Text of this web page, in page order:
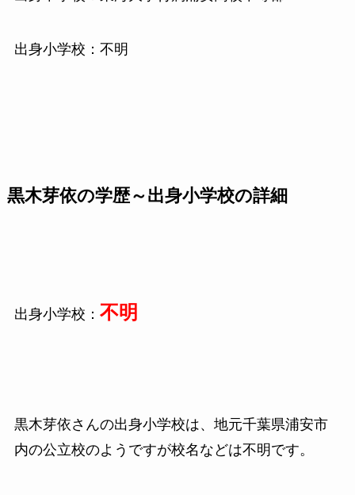
出身小学校：不明
黒木芽依の学歴～出身小学校の詳細
出身小学校： 不明
黒木芽依さんの出身小学校は、地元千葉県浦安市
内の公立校のようですが校名などは不明です。